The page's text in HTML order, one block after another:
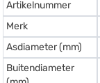
Artikelnummer
Merk
Asdiameter (mm)
Buitendiameter